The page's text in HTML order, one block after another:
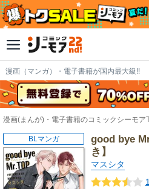
漫画（マンガ）・電子書籍が国内最大級!!
漫画(まんが)・電子書籍のコミックシーモア
good bye
き】
マスシタ
BLマンガ